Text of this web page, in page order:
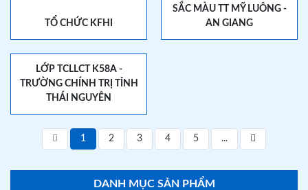
TỔ CHỨC KFHI
SẮC MÀU TT MỸ LUÔNG -
AN GIANG
LỚP TCLLCT K58A -
TRƯỜNG CHÍNH TRỊ TỈNH
THÁI NGUYÊN
1 2 3 4 5 ...
DANH MỤC SẢN PHẨM